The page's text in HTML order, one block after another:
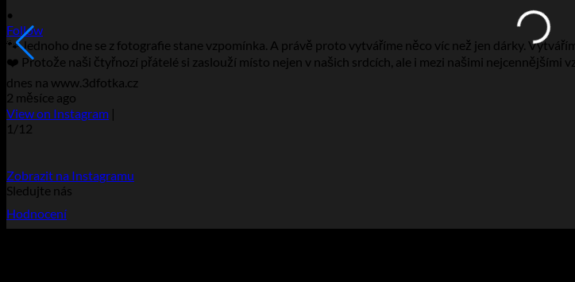
•
Follow
🐾 Jednoho dne se z fotografie stane vzpomínka. A právě proto vytváříme něco víc než jen dárky.
❤️ Protože naši čtyřnozí přátelé si zaslouží místo nejen v našich srdcích, ale i mezi našimi
dnes na www.3dfotka.cz
2 měsíce ago
View on Instagram |
1/12
Zobrazit na Instagramu
Sledujte nás
Hodnocení